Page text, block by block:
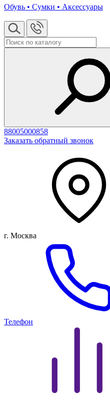
Обувь • Сумки • Аксессуары
88005000858
Заказать обратный звонок
г. Москва
Телефон